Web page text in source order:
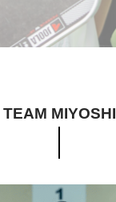
TEAM MIYOSHI